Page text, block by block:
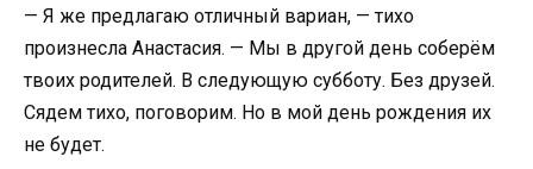
— Я же предлагаю отличный вариан, — тихо
произнесла Анастасия. — Мы в другой день соберём
твоих родителей. В следующую субботу. Без друзей.
Сядем тихо, поговорим. Но в мой день рождения их
не будет.